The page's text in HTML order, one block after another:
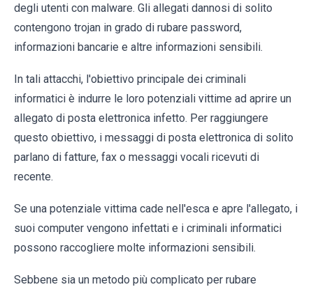
degli utenti con malware. Gli allegati dannosi di solito
contengono trojan in grado di rubare password,
informazioni bancarie e altre informazioni sensibili.
In tali attacchi, l'obiettivo principale dei criminali
informatici è indurre le loro potenziali vittime ad aprire un
allegato di posta elettronica infetto. Per raggiungere
questo obiettivo, i messaggi di posta elettronica di solito
parlano di fatture, fax o messaggi vocali ricevuti di
recente.
Se una potenziale vittima cade nell'esca e apre l'allegato, i
suoi computer vengono infettati e i criminali informatici
possono raccogliere molte informazioni sensibili.
Sebbene sia un metodo più complicato per rubare